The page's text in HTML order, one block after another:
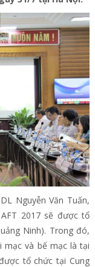
Nguyễn Văn Tuấn,
2017 sẽ được tổ
Ninh). Trong đó,
mạc và bế mạc là tại
tổ chức tại Cung